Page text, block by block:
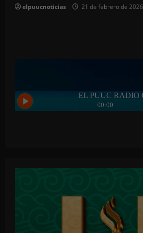
elpuucnoticias 21 de febrero de 2026